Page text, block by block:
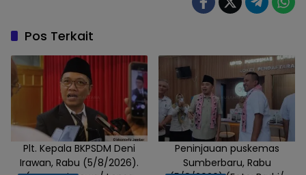
Adventure
Java Lotus
Hotel
Jember,
Kamis
(1/5/2025).
(Foto:
Badri/
Pos Terkait
Plt. Kepala BKPSDM Deni
Irawan, Rabu (5/8/2026).
Peninjauan puskemas
Sumberbaru, Rabu